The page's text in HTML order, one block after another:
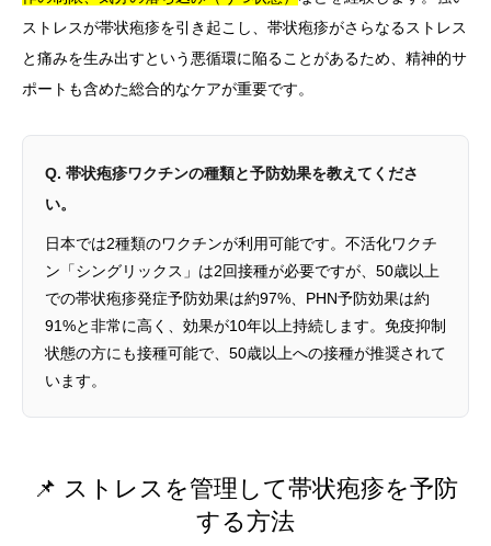
ストレスが帯状疱疹を引き起こし、帯状疱疹がさらなるストレス
と痛みを生み出すという悪循環に陥ることがあるため、精神的サ
ポートも含めた総合的なケアが重要です。
Q. 帯状疱疹ワクチンの種類と予防効果を教えてくださ
い。
日本では2種類のワクチンが利用可能です。不活化ワクチ
ン「シングリックス」は2回接種が必要ですが、50歳以上
での帯状疱疹発症予防効果は約97%、PHN予防効果は約
91%と非常に高く、効果が10年以上持続します。免疫抑制
状態の方にも接種可能で、50歳以上への接種が推奨されて
います。
📌 ストレスを管理して帯状疱疹を予防
する方法